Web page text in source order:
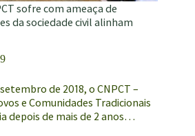
sofre com ameaça de
da sociedade civil alinham
de 2018, o CNPCT –
e Comunidades Tradicionais
depois de mais de 2 anos…